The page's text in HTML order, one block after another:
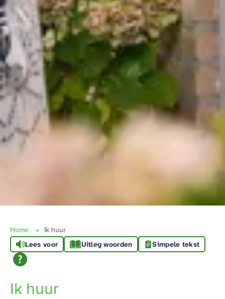
Home Ik huur
Lees voor Uitleg woorden Simpele tekst
Ik huur